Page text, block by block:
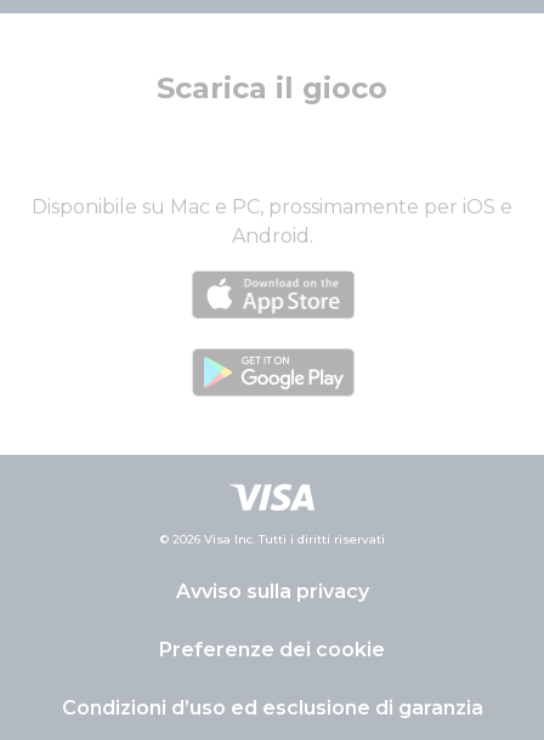
Scarica il gioco
Disponibile su Mac e PC, prossimamente per iOS e
Android.
© 2026 Visa Inc. Tutti i diritti riservati
Avviso sulla privacy
Preferenze dei cookie
Condizioni d’uso ed esclusione di garanzia